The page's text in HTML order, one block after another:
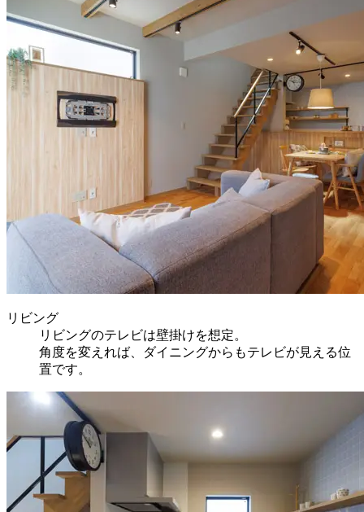
リビング
リビングのテレビは壁掛けを想定。
角度を変えれば、ダイニングからもテレビが見える位
置です。